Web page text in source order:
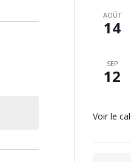
AOÛT
14
SEP
12
Voir le